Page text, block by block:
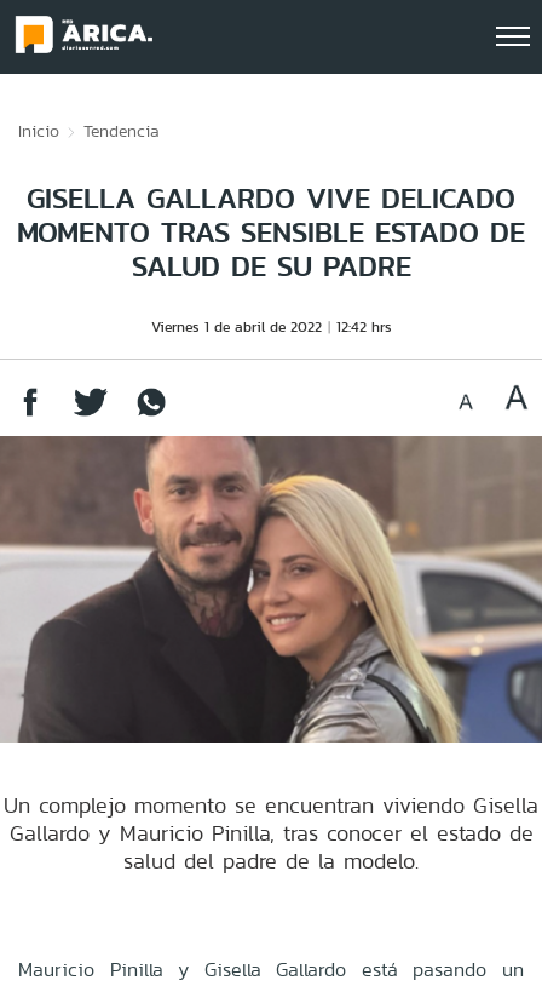
Inicio Tendencia
GISELLA GALLARDO VIVE DELICADO
MOMENTO TRAS SENSIBLE ESTADO DE
SALUD DE SU PADRE
Viernes 1 de abril de 2022 12:42 hrs
Un complejo momento se encuentran viviendo Gisella
Gallardo y Mauricio Pinilla, tras conocer el estado de
salud del padre de la modelo.
Mauricio Pinilla y Gisella Gallardo está pasando un